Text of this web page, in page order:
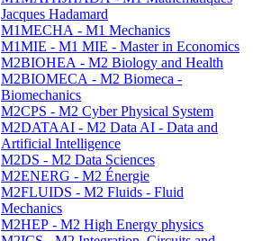
Jacques Hadamard
M1MECHA - M1 Mechanics
M1MIE - M1 MIE - Master in Economics
M2BIOHEA - M2 Biology and Health
M2BIOMECA - M2 Biomeca -
Biomechanics
M2CPS - M2 Cyber Physical System
M2DATAAI - M2 Data AI - Data and
Artificial Intelligence
M2DS - M2 Data Sciences
M2ENERG - M2 Énergie
M2FLUIDS - M2 Fluids - Fluid
Mechanics
M2HEP - M2 High Energy physics